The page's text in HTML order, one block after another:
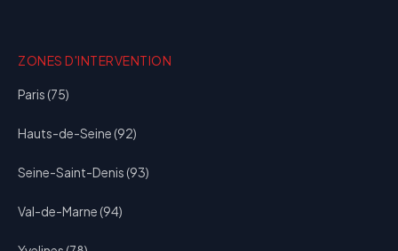
ZONES D'INTERVENTION
Paris (75)
Hauts-de-Seine (92)
Seine-Saint-Denis (93)
Val-de-Marne (94)